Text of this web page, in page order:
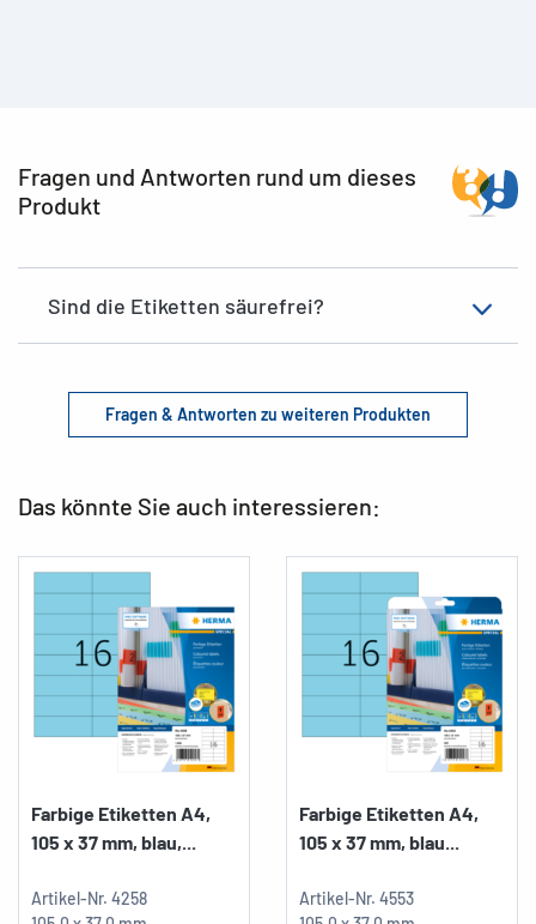
Fragen und Antworten rund um dieses
Produkt
Sind die Etiketten säurefrei?
Fragen & Antworten zu weiteren Produkten
Das könnte Sie auch interessieren:
Farbige Etiketten A4,
105 x 37 mm, blau,...
Artikel-Nr. 4258
Farbige Etiketten A4,
105 x 37 mm, blau...
Artikel-Nr. 4553